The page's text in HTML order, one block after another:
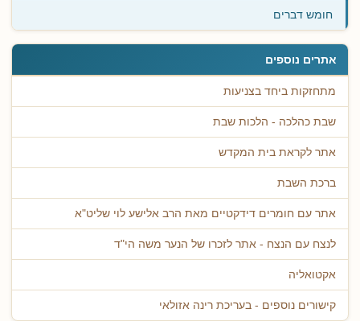
חומש דברים
אתרים נוספים
מתחזקות ביחד בצניעות
שבת כהלכה - הלכות שבת
אתר לקראת בית המקדש
ברכת השבת
אתר עם חומרים דידקטיים מאת הרב אלישע לוי שליט"א
לנצח עם הנצח - אתר לזכרו של הנער משה הי"ד
אקטואליה
קישורים נוספים - בעריכת רינה אזולאי